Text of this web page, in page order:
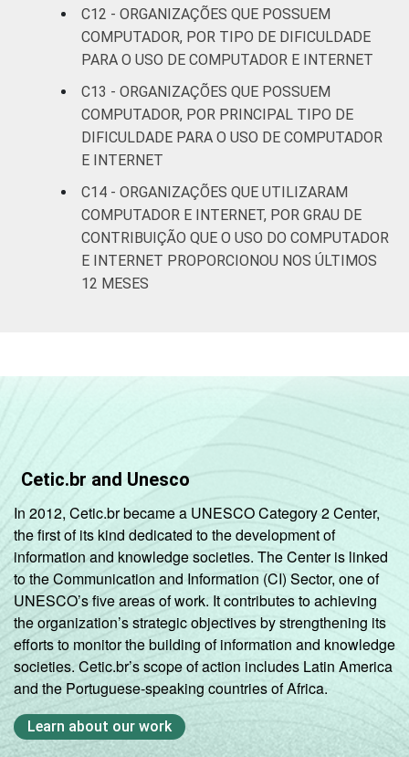
C12 - ORGANIZAÇÕES QUE POSSUEM
COMPUTADOR, POR TIPO DE DIFICULDADE
PARA O USO DE COMPUTADOR E INTERNET
C13 - ORGANIZAÇÕES QUE POSSUEM
COMPUTADOR, POR PRINCIPAL TIPO DE
DIFICULDADE PARA O USO DE COMPUTADOR
E INTERNET
C14 - ORGANIZAÇÕES QUE UTILIZARAM
COMPUTADOR E INTERNET, POR GRAU DE
CONTRIBUIÇÃO QUE O USO DO COMPUTADOR
E INTERNET PROPORCIONOU NOS ÚLTIMOS
12 MESES
Cetic.br and Unesco
In 2012, Cetic.br became a UNESCO Category 2 Center,
the first of its kind dedicated to the development of
information and knowledge societies. The Center is linked
to the Communication and Information (CI) Sector, one of
UNESCO’s five areas of work. It contributes to achieving
the organization’s strategic objectives by strengthening its
efforts to monitor the building of information and knowledge
societies. Cetic.br’s scope of action includes Latin America
and the Portuguese-speaking countries of Africa.
Learn about our work